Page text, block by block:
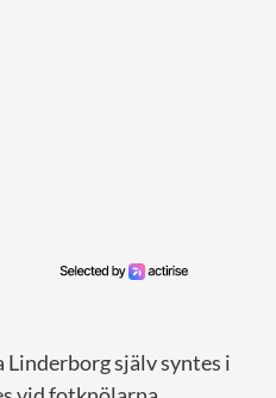
Linderborg själv syntes i